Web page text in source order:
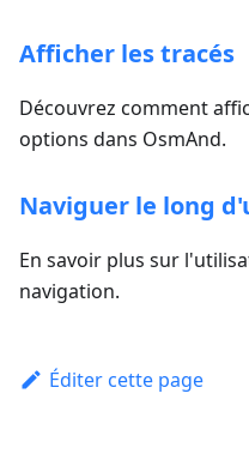
Afficher les tracés
Découvrez comment
options dans OsmAnd.
Naviguer le long
En savoir plus sur
navigation.
Éditer cette page